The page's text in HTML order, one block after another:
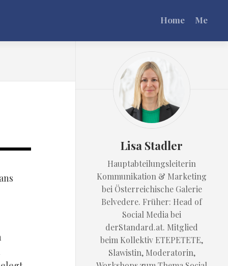
Home Me
Lisa Stadler
Hauptabteilungsleiterin
Kommunikation & Marketing
bei Österreichische Galerie
Belvedere. Früher: Head of
Social Media bei
derStandard.at. Mitglied
beim Kollektiv ETEPETETE,
Slawistin, Moderatorin,